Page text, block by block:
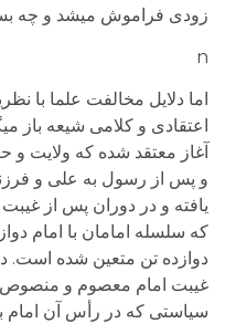
زودی فراموش می­شد و چه بسا
n
اما دلایل مخالفت علما با
اعتقادی و کلامی شیعه باز
آغاز معتقد شده که ولایت
و پس از رسول به علی و
یافته و در دوران پس از
که سلسله امامان با امام
دوازده تن متعین شده است.
غیبت امام معصوم و منصوص
سیاستی که در رأس آن امام